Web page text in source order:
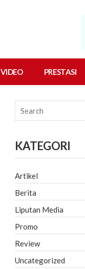
VIDEO PRESTASI
KATEGORI
Artikel
Berita
Liputan Media
Promo
Review
Uncategorized